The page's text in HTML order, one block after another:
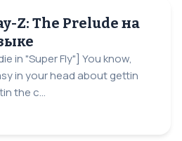
Z: The Prelude на
in "Super Fly"] You know,
in your head about gettin
the c...